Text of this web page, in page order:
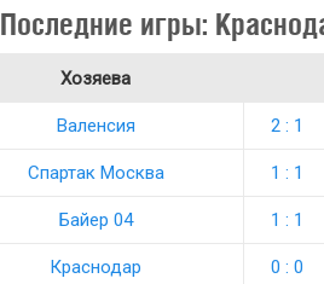
Последние игры:
Хозяева
Валенсия 2 : 1
Спартак Москва 1 : 1
Байер 04 1 : 1
Краснодар 0 : 0